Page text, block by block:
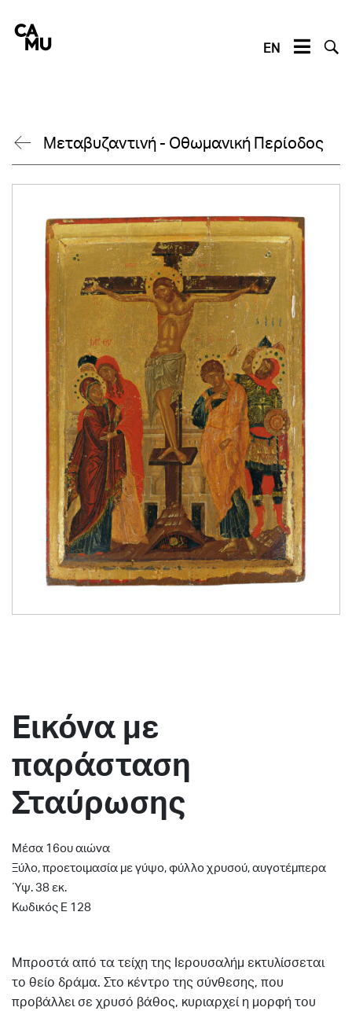
content
EN
Μεταβυζαντινή - Οθωμανική Περίοδος
Εικόνα με
παράσταση
Σταύρωσης
Μέσα 16ου αιώνα
Ξύλο, προετοιμασία με γύψο, φύλλο χρυσού, αυγοτέμπερα
Ύψ. 38 εκ.
Κωδικός Ε 128
Μπροστά από τα τείχη της Ιερουσαλήμ εκτυλίσσεται
το θείο δράμα. Στο κέντρο της σύνθεσης, που
προβάλλει σε χρυσό βάθος, κυριαρχεί η μορφή του